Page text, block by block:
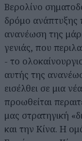
Βερολίνο
δρόμο ανάπτυξης
ανανέωση της
γενιάς, που
- το
αυτής της
εισέλθει σε μια
προωθείται
μας στρατηγική
και την Κίνα. Η